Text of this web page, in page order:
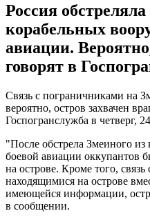
Россия обстреляла
корабельных
авиации.
говорят в
Связь с пограничниками на
вероятно, остров захвачен
Госпогранслужба в четверг,
"После обстрела Змеиного
боевой авиации оккупантов
на острове. Кроме того,
находящимися на острове
имеющейся информации,
в сообщении.